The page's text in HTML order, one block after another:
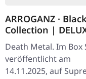
ARROGANZ ·
Collection |
BOX SET
Death Metal. Im Box
veröffentlicht am
14.11.2025, auf